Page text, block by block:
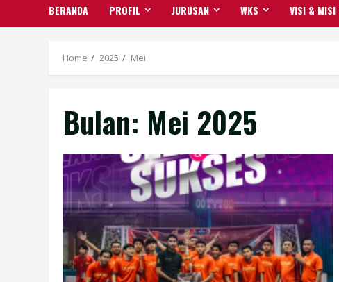
BERANDA PROFIL JURUSAN WKS VISI & MISI
Home 2025 Mei
Bulan: Mei 2025